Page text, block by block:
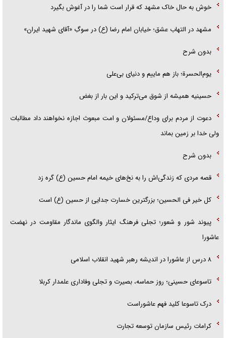
خوش به حال خاک مشهد که قرار است شما را در آغوش بگیرد
مشهد در التهاب عشق؛ خیابان امام رضا (ع) در سوگِ «آقای شهید ایران»
بدون شرح
یوم‌الحسرة؛ باز هم ماییم و دنیای بی‌علی
حسینیه همیشه از شوق می‌ترکید و این بار از بغض
دعوت از مردم برای وداع/مسئولان و امت مبعوث اجازه نخواهند داد مطالبات
ولی خدا بر زمین بماند
بدون شرح
قصه مردی که زندگی‌اش را به نخ‌های خیمه امام حسین (ع) گره زد
کل خیر فی الحسین؛ بزرگترین خسارت جدایی از حسین (ع) است
پیوند شور و شعور؛ تجلی فرهنگ ایثار والگوی ماندگار مقاومت در نهضت
عاشورا
۸ درس از عاشورا در اندیشه رهبر شهید انقلاب اسلامی
تاسوعای حسینی؛ روز حماسه، بصیرت و تجلی وفاداری علمدار کربلا
درک تاسوعا کلید فهم عاشوراست
کرامات رئیس سازمان توسعه تجارت